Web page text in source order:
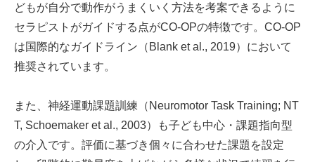
どもが自分で動作がうまくいく方法を考案できるように
セラピストがガイドする点がCO-OPの特徴です。CO-OP
は国際的なガイドライン（Blank et al., 2019）において
推奨されています。
また、神経運動課題訓練（Neuromotor Task Training; NT
T, Schoemaker et al., 2003）も子ども中心・課題指向型
の介入です。評価に基づき個々に合わせた課題を設定